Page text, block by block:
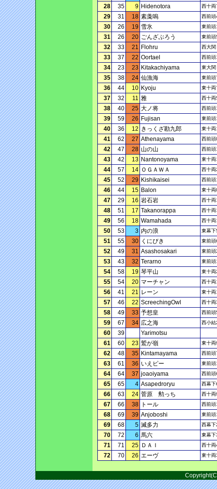
28 35 9 Hidenotora 西十両
29 31 18 素戔嗚 西前頭
30 26 19 雪氷 東前
31 26 20 ごんざぶろう 東前頭
32 33 21 Flohru 西大関
33 37 22 Oortael 西前
34 23 23 Kitakachiyama 東大関
35 38 24 仙漁海 東前頭
36 44 10 Kyoju 東十両
37 32 11 雅 西十両
38 40 25 大ノ将 西前
39 59 26 Fujisan 東前
40 36 12 きっくざ勘九郎 東十
41 62 27 Athenayama 西前頭
42 47 28 山の山 西前
43 42 13 Nantonoyama 東十
44 57 14 ＯＧＡＷＡ 西十両
45 52 29 Kishikaisei 西前
46 44 15 Balon 東十両
47 29 16 岩石岩 西十両
48 51 17 Takanorappa 西十
49 56 18 Wamahada 西十
50 53 3 内の浪 東幕下
51 55 30 くにびき 東前頭
52 49 31 Asashosakari 東前頭
53 43 32 Terarno 東前
54 58 19 琴平山 東十両
55 54 20 マーチャン 西十
56 41 21 レーン 東十
57 46 22 ScreechingOwl 西十両
58 49 33 予想皇 西前頭
59 67 34 広之海 西小結
60 39
Yarimotsu
61
60 23 鷲が嶺 東十両
62 48 35 Kintamayama 西前頭
63 61 36 いえピー 東前
64 64 37 joaoiyama 西前頭
65 65 4 Asapedroryu 西幕下
66 63 24 菅原 勲っち 西十両
67 66 38 トール 西前
68 69 39 Anjoboshi 東前
69 68 5 滅多力 西幕下
70 72 6 馬六 東幕下
71 71 25 ＤＡＩ 西十両
72 70 26 エーヴ 東十両